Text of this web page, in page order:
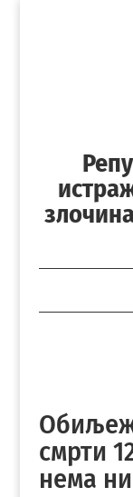
смрти
нема